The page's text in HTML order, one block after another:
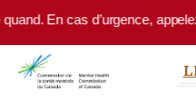
Skip to main content
cas d’urgence, appelez le 9-